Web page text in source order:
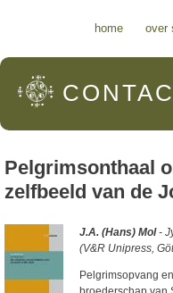
home over
Pelgrimsonthaal
zelfbeeld van de
J.A. (Hans) Mol-
(V&R Unipress,
Pelgrimsopvang